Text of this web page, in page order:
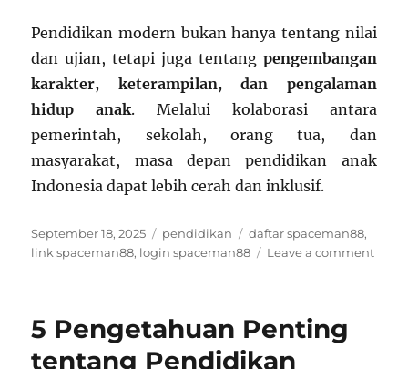
Pendidikan modern bukan hanya tentang nilai
dan ujian, tetapi juga tentang pengembangan
karakter, keterampilan, dan pengalaman
hidup anak. Melalui kolaborasi antara
pemerintah, sekolah, orang tua, dan
masyarakat, masa depan pendidikan anak
Indonesia dapat lebih cerah dan inklusif.
Posted
on
September 18, 2025 Categories
pendidikan Tags
daftar spaceman88,
link spaceman88, login spaceman88 Leave a commenton
5 Pengetahuan Penting
tentang Pendidikan